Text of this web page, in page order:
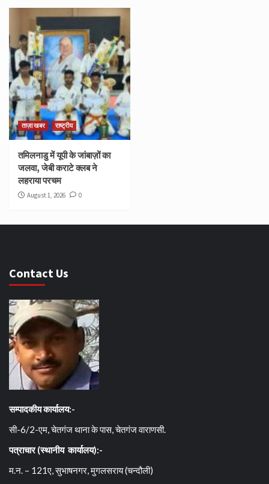
ताज़ा खबर राष्ट्रीय
तमिलनाडु में यूपी के जांबाज़ों का
जलवा, जेबी कराटे क्लब ने
लहराया परचम
August 1, 2026 0
Contact Us
सम्पादकीय कार्यालय:-
सी-6/2-एम, चेतगंज थाना के पास, चेतगंज वाराणसी.
पत्राचार (स्थानीय कार्यालय):-
म.न. – 121ए, सुभाषनगर, मुगलसराय (चन्दौली)